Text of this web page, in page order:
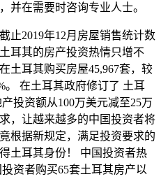
并在需要时咨询专业人士。
止2019年12月房屋销售统计数
耳其的房产投资热情只增不
土耳其购买房屋45,967套，较
。 在土耳其政府修订了 土耳
投资额从100万美元减至25万
，让越来越多的中国投资者将
根据新规定，满足投资要求的
土耳其身份！ 中国投资者热
资者购买65套土耳其房产以